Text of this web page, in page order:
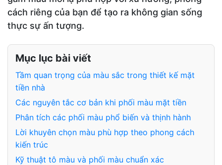
cách riêng của bạn để tạo ra không gian sống
thực sự ấn tượng.
Mục lục bài viết
Tầm quan trọng của màu sắc trong thiết kế mặt
tiền nhà
Các nguyên tắc cơ bản khi phối màu mặt tiền
Phân tích các phối màu phổ biến và thịnh hành
Lời khuyên chọn màu phù hợp theo phong cách
kiến trúc
Kỹ thuật tô màu và phối màu chuẩn xác